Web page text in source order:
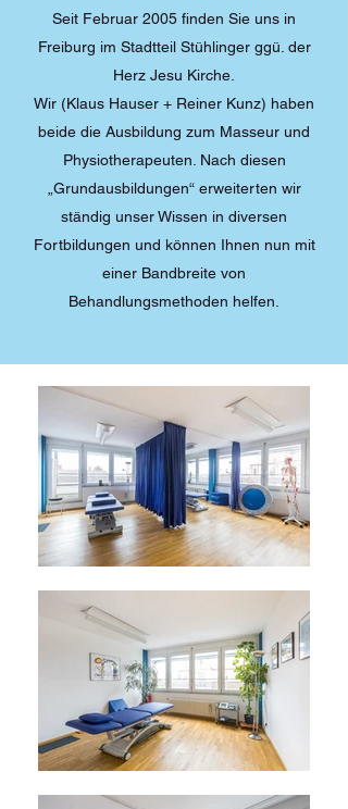
Seit Februar 2005 finden Sie uns in
Freiburg im Stadtteil Stühlinger ggü. der
Herz Jesu Kirche.
Wir (Klaus Hauser + Reiner Kunz) haben
beide die Ausbildung zum Masseur und
Physiotherapeuten. Nach diesen
„Grundausbildungen“ erweiterten wir
ständig unser Wissen in diversen
Fortbildungen und können Ihnen nun mit
einer Bandbreite von
Behandlungsmethoden helfen.